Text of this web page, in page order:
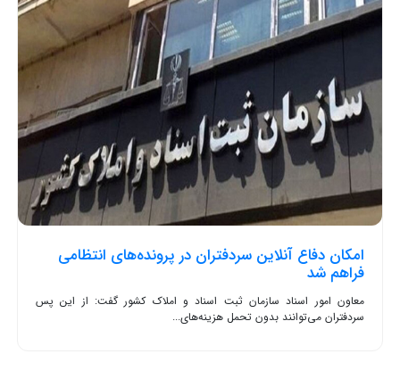
امکان دفاع آنلاین سردفتران در پرونده‌های انتظامی
فراهم شد
معاون امور اسناد سازمان ثبت اسناد و املاک کشور گفت: از این پس
سردفتران می‌توانند بدون تحمل هزینه‌های...